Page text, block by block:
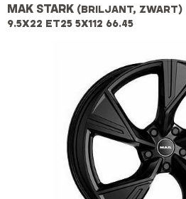
MAK STARK (BRILJANT, ZWART)
9.5X22 ET25 5X112 66.45